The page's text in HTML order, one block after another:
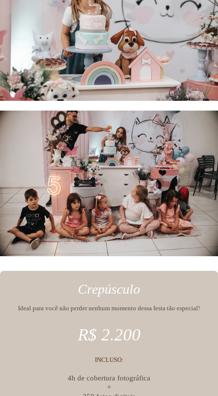
Crepúsculo
Ideal para você não perder nenhum momento dessa festa tão especial!
R$ 2.200
INCLUSO:
4h de cobertura fotográfica
+